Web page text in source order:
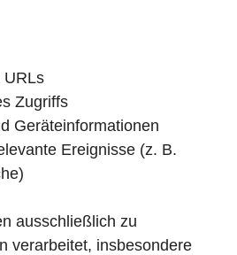
URLs
Zugriffs
Geräteinformationen
Ereignisse (z. B.
ausschließlich zu
verarbeitet, insbesondere